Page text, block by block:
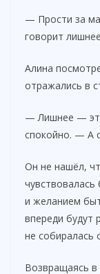
— Прости за
говорит
Алина
отражались в
— Лишнее —
спокойно. — А
Он не нашёл,
и желанием
впереди будут
не собиралась
Возвращаясь в